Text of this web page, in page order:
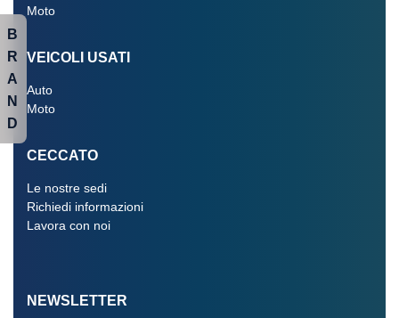
Moto
VEICOLI USATI
Auto
Moto
CECCATO
Le nostre sedi
Richiedi informazioni
Lavora con noi
NEWSLETTER
B
R
A
N
D